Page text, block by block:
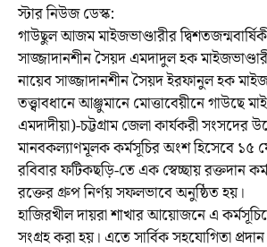
স্টার নিউজ ডেস্ক:
গাউছুল আজম মাইজভাণ্ডারীর
সাজ্জাদানশীন সৈয়দ এমদাদুল হক
নায়েব সাজ্জাদানশীন সৈয়দ ইরফানুল হক
তত্ত্বাবধানে আঞ্জুমানে মোত্তাবেয়ীনে গাউছে
এমদাদীয়া)-চট্টগ্রাম জেলা কার্যকরী সংসদের
মানবকল্যাণমূলক কর্মসূচির অংশ হিসেবে ১৫
রবিবার ফটিকছড়ি-তে এক স্বেচ্ছায় রক্তদান
রক্তের গ্রুপ নির্ণয় সফলভাবে অনুষ্ঠিত হয়।
হাজিরখীল দায়রা শাখার আয়োজনে এ
সংগ্রহ করা হয়। এতে সার্বিক সহযোগিতা